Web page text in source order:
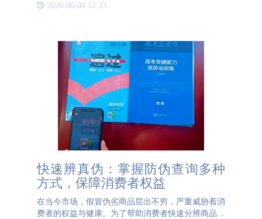
助企业定制专属的防伪标签和防伪系统，让防伪效果
2026-06-04 12:33
快速辨真伪：掌握防伪查询多种
方式，保障消费者权益
在当今市场，假冒伪劣商品层出不穷，严重威胁着消
费者的权益与健康。为了帮助消费者快速分辨商品真